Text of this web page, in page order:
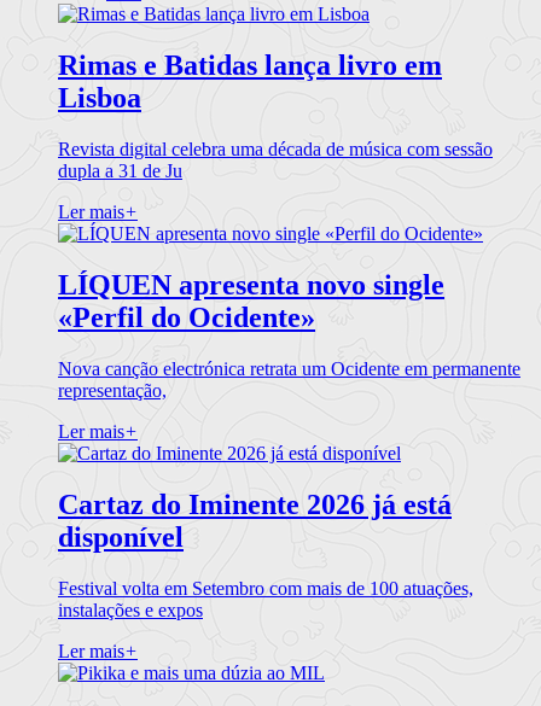
Rimas e Batidas lança livro em
Lisboa
Revista digital celebra uma década de música com sessão
dupla a 31 de Ju
Ler mais+
LÍQUEN apresenta novo single
«Perfil do Ocidente»
Nova canção electrónica retrata um Ocidente em permanente
representação,
Ler mais+
Cartaz do Iminente 2026 já está
disponível
Festival volta em Setembro com mais de 100 atuações,
instalações e expos
Ler mais+